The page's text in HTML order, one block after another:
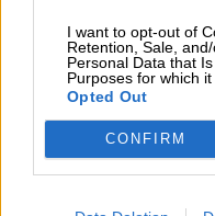
I want to opt-out of
Retention, Sale,
Personal Data that
Purposes for which it
Opted Out
CONFIRM
trwałą obudowę
czemu życie
więcej –
vPro, dzięki której
jest jeszcze
diagnozowanie
poszczególnych